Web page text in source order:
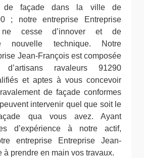
de façade dans la ville de
; notre entreprise Entreprise
ne cesse d’innover et de
nouvelle technique. Notre
Jean-François est composée
ravaleurs 91290
et aptes à vous concevoir
de façade conformes
intervenir quel que soit le
qua vous avez. Ayant
d’expérience à notre actif,
entreprise Entreprise Jean-
à prendre en main vos travaux.